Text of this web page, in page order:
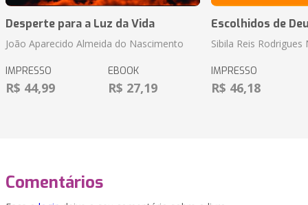
Desperte para a Luz da Vida
João Aparecido Almeida do Nascimento
IMPRESSO
R$ 44,99
EBOOK
R$ 27,19
Escolhidos de
Sibila Reis
IMPRESSO
R$ 46,18
Comentários